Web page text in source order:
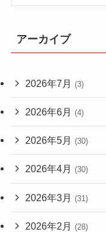
アーカイブ
2026年7月 (3)
2026年6月 (4)
2026年5月 (30)
2026年4月 (30)
2026年3月 (31)
2026年2月 (28)